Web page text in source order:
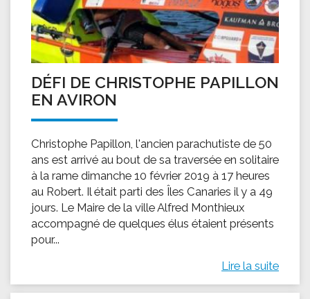
DÉFI DE CHRISTOPHE PAPILLON
EN AVIRON
Christophe Papillon, l'ancien parachutiste de 50
ans est arrivé au bout de sa traversée en solitaire
à la rame dimanche 10 février 2019 à 17 heures
au Robert. Il était parti des Îles Canaries il y a 49
jours. Le Maire de la ville Alfred Monthieux
accompagné de quelques élus étaient présents
pour...
Lire la suite